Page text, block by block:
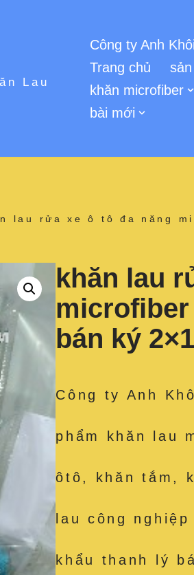
Lau
Công ty Anh
Trang chủ
khăn microfiber
bài mới
lau rửa xe ô tô đa năng
khăn lau
bán ký
Công ty Anh
phẩm khăn lau
ôtô, khăn tắm,
lau công
khẩu thanh lý